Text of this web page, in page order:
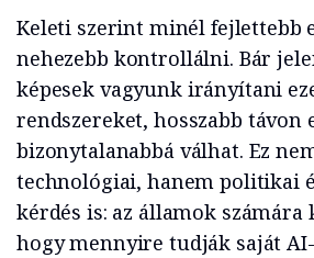
Keleti szerint minél fejlettebb
nehezebb kontrollálni. Bár
képesek vagyunk irányítani
rendszereket, hosszabb távon
bizonytalanabbá válhat. Ez
technológiai, hanem politikai
kérdés is: az államok számára
hogy mennyire tudják saját